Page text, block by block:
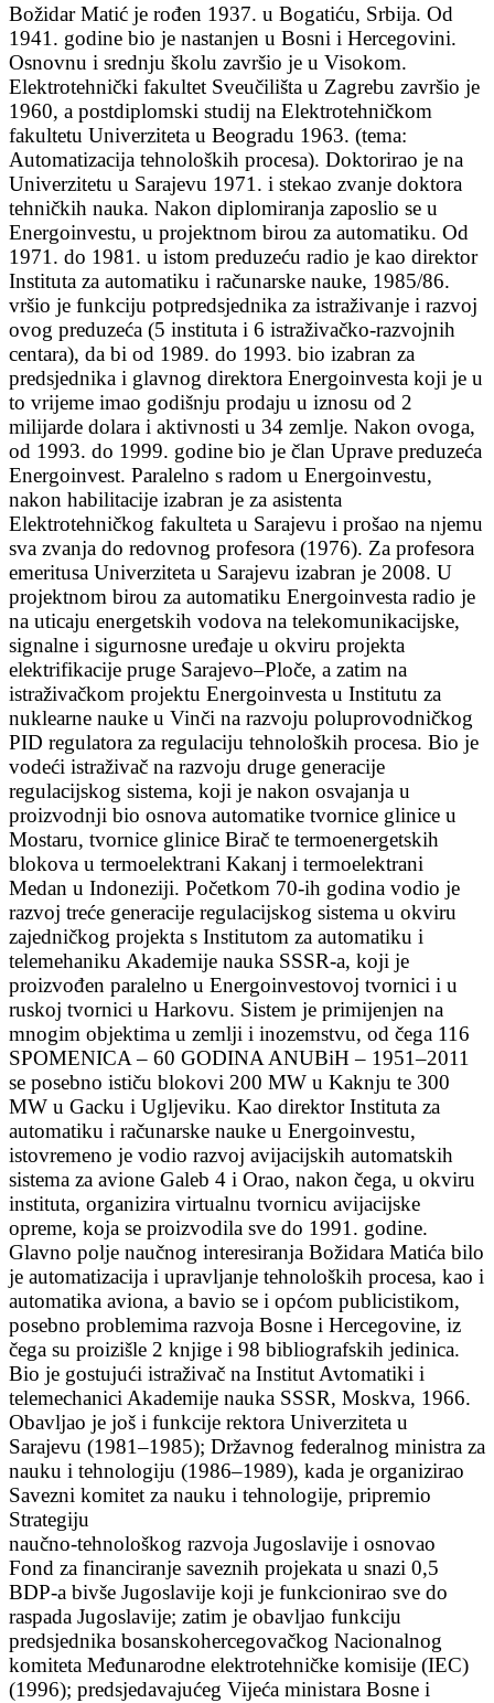
Božidar Matić je rođen 1937. u Bogatiću, Srbija. Od
1941. godine bio je nastanjen u Bosni i Hercegovini.
Osnovnu i srednju školu završio je u Visokom.
Elektrotehnički fakultet Sveučilišta u Zagrebu završio je
1960, a postdiplomski studij na Elektrotehničkom
fakultetu Univerziteta u Beogradu 1963. (tema:
Automatizacija tehnoloških procesa). Doktorirao je na
Univerzitetu u Sarajevu 1971. i stekao zvanje doktora
tehničkih nauka. Nakon diplomiranja zaposlio se u
Energoinvestu, u projektnom birou za automatiku. Od
1971. do 1981. u istom preduzeću radio je kao direktor
Instituta za automatiku i računarske nauke, 1985/86.
vršio je funkciju potpredsjednika za istraživanje i razvoj
ovog preduzeća (5 instituta i 6 istraživačko-razvojnih
centara), da bi od 1989. do 1993. bio izabran za
predsjednika i glavnog direktora Energoinvesta koji je u
to vrijeme imao godišnju prodaju u iznosu od 2
milijarde dolara i aktivnosti u 34 zemlje. Nakon ovoga,
od 1993. do 1999. godine bio je član Uprave preduzeća
Energoinvest. Paralelno s radom u Energoinvestu,
nakon habilitacije izabran je za asistenta
Elektrotehničkog fakulteta u Sarajevu i prošao na njemu
sva zvanja do redovnog profesora (1976). Za profesora
emeritusa Univerziteta u Sarajevu izabran je 2008. U
projektnom birou za automatiku Energoinvesta radio je
na uticaju energetskih vodova na telekomunikacijske,
signalne i sigurnosne uređaje u okviru projekta
elektrifikacije pruge Sarajevo–Ploče, a zatim na
istraživačkom projektu Energoinvesta u Institutu za
nuklearne nauke u Vinči na razvoju poluprovodničkog
PID regulatora za regulaciju tehnoloških procesa. Bio je
vodeći istraživač na razvoju druge generacije
regulacijskog sistema, koji je nakon osvajanja u
proizvodnji bio osnova automatike tvornice glinice u
Mostaru, tvornice glinice Birač te termoenergetskih
blokova u termoelektrani Kakanj i termoelektrani
Medan u Indoneziji. Početkom 70-ih godina vodio je
razvoj treće generacije regulacijskog sistema u okviru
zajedničkog projekta s Institutom za automatiku i
telemehaniku Akademije nauka SSSR-a, koji je
proizvođen paralelno u Energoinvestovoj tvornici i u
ruskoj tvornici u Harkovu. Sistem je primijenjen na
mnogim objektima u zemlji i inozemstvu, od čega 116
SPOMENICA – 60 GODINA ANUBiH – 1951–2011
se posebno ističu blokovi 200 MW u Kaknju te 300
MW u Gacku i Ugljeviku. Kao direktor Instituta za
automatiku i računarske nauke u Energoinvestu,
istovremeno je vodio razvoj avijacijskih automatskih
sistema za avione Galeb 4 i Orao, nakon čega, u okviru
instituta, organizira virtualnu tvornicu avijacijske
opreme, koja se proizvodila sve do 1991. godine.
Glavno polje naučnog interesiranja Božidara Matića bilo
je automatizacija i upravljanje tehnoloških procesa, kao i
automatika aviona, a bavio se i općom publicistikom,
posebno problemima razvoja Bosne i Hercegovine, iz
čega su proizišle 2 knjige i 98 bibliografskih jedinica.
Bio je gostujući istraživač na Institut Avtomatiki i
telemechanici Akademije nauka SSSR, Moskva, 1966.
Obavljao je još i funkcije rektora Univerziteta u
Sarajevu (1981–1985); Državnog federalnog ministra za
nauku i tehnologiju (1986–1989), kada je organizirao
Savezni komitet za nauku i tehnologije, pripremio
Strategiju
naučno-tehnološkog razvoja Jugoslavije i osnovao
Fond za financiranje saveznih projekata u snazi 0,5
BDP-a bivše Jugoslavije koji je funkcionirao sve do
raspada Jugoslavije; zatim je obavljao funkciju
predsjednika bosanskohercegovačkog Nacionalnog
komiteta Međunarodne elektrotehničke komisije (IEC)
(1996); predsjedavajućeg Vijeća ministara Bosne i